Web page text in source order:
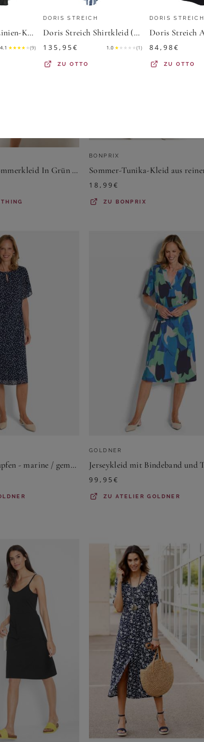
Yours Gestuftes Sommerkleid In Grün Mit Blättern Size 48
BONPRIX
18,99€
ZU BONPRIX
Stufenkleid mit Tupfen - marine / gemustert - Gr. 19 von Goldner Fashion
GOLDNER
99,95€
ZUATELIER GOLDNER
Doris Streich A-Linien-Kleid (1-tlg) aus Leinen mit Halbarm
4.1 ★★★★ ★(9)
DORIS STREICH
Doris Streich Shirtkleid (1-tlg) aus Leinen mit Grafik-Print
135,95€ 1.0 ★ ★ ★ ★ ★(1)
ZUOTTO
DORIS STREICH
84,98€
ZUOTTO